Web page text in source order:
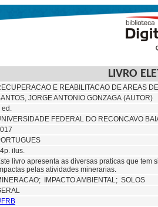
LIVRO
E REABILITACAO DE AREAS
JORGE ANTONIO GONZAGA (AUTOR)
ed.
FEDERAL DO RECONCAVO
ilus.
livro apresenta as diversas praticas que
pelas atividades minerarias.
IMPACTO AMBIENTAL; SOLOS